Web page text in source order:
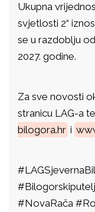
Ukupna
svjetlosti 2“
se u razdoblju
2027. godine.
Za sve novosti
stranicu LAG-a
bilogora.hr i
#NovaRača